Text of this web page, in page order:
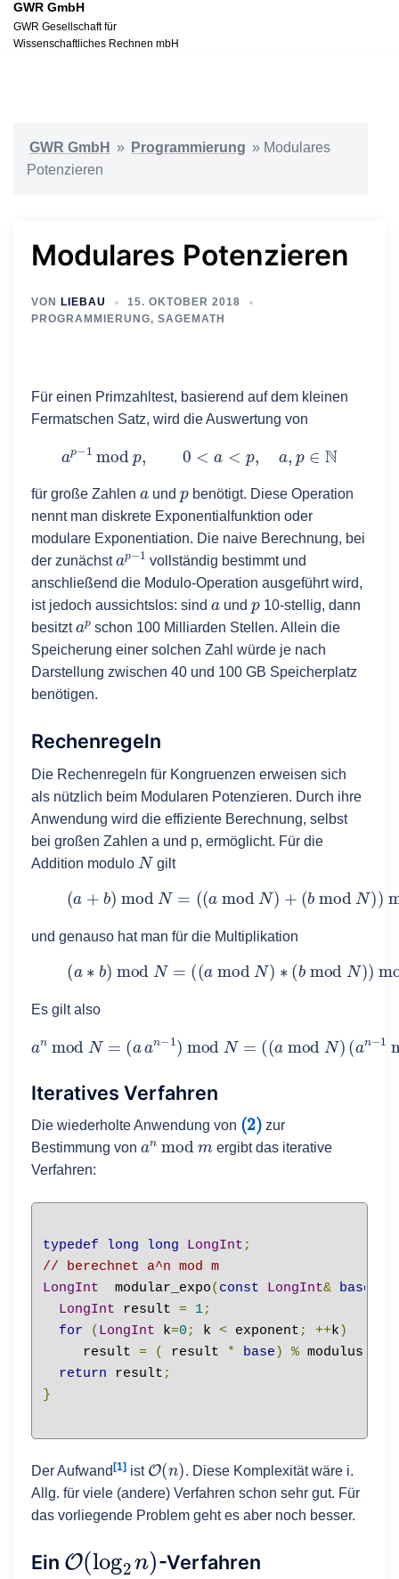
Zum
Inhalt
GWR GmbH
GWR Gesellschaft für
Wissenschaftliches Rechnen mbH
GWR GmbH » Programmierung » Modulares
Potenzieren
Modulares Potenzieren
VON LIEBAU
15. OKTOBER 2018
PROGRAMMIERUNG, SAGEMATH
Für einen Primzahltest, basierend auf dem kleinen
Fermatschen Satz, wird die Auswertung von
− p
für große Zahlen und benötigt. Diese Operation
nennt man diskrete Exponentialfunktion oder
modulare Exponentiation. Die naive Berechnung, bei
der zunächst
ap −
vollständig bestimmt und
anschließend die Modulo-Operation ausgeführt wird,
ist jedoch aussichtslos: sind
und 10-stellig, dann
besitzt
ap
schon 100 Milliarden Stellen. Allein die
Speicherung einer solchen Zahl würde je nach
Darstellung zwischen 40 und 100 GB Speicherplatz
benötigen.
Rechenregeln
Die Rechenregeln für Kongruenzen erweisen sich
als nützlich beim Modularen Potenzieren. Durch ihre
Anwendung wird die effiziente Berechnung, selbst
bei großen Zahlen a und p, ermöglicht. Für die
Addition modulo
N
gilt
(1) a+b) mod =((a mod N) + b mod N))
und genauso hat man für die Multiplikation
(2) ( a∗b) mod =((a mod N) ∗(b mod N))
Es gilt also
mod N= aan− mod ( ( mod N)
an 1 mod N) mod N
Iteratives Verfahren
Die wiederholte Anwendung von
(2)
zur
Bestimmung von
an mod m
ergibt das iterative
Verfahren:
typedef long long LongInt;
// berechnet a^n mod m
LongInt
  modular_expo
( const LongInt& base
LongInt result = 1;
for
( LongInt k=0; k < exponent; ++k )
     result
= ( result * base ) % modulus
return result;
}
Der Aufwand [1] ist
O( )
. Diese Komplexität wäre i.
Allg. für viele (andere) Verfahren schon sehr gut. Für
das vorliegende Problem geht es aber noch besser.
Ein
O(log n
-Verfahren